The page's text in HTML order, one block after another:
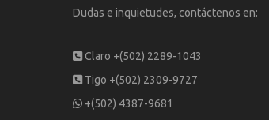
Dudas e inquietudes, contáctenos en:
Claro +(502) 2289-1043
Tigo +(502) 2309-9727
+(502) 4387-9681